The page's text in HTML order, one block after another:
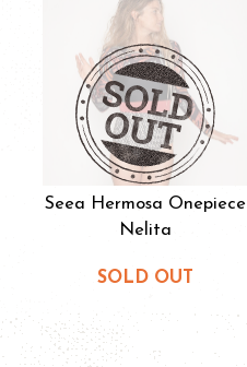
Seea Hermosa Onepiece
Nelita
SOLD OUT